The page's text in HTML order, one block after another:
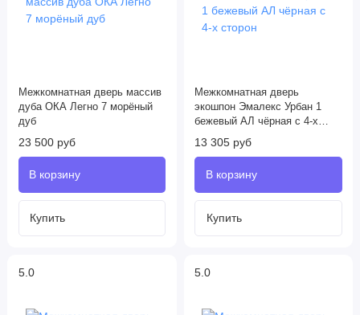
Межкомнатная дверь массив
дуба ОКА Легно 7 морёный
дуб
23 500 руб
Межкомнатная дверь
экошпон Эмалекс Урбан 1
бежевый АЛ чёрная с 4-х
сторон
13 305 руб
5.0 5.0